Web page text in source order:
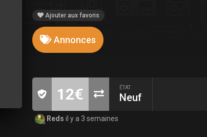
Ajouter aux favoris
Annonces
12€ ÉTAT
Neuf
Reds il y a 3 semaines